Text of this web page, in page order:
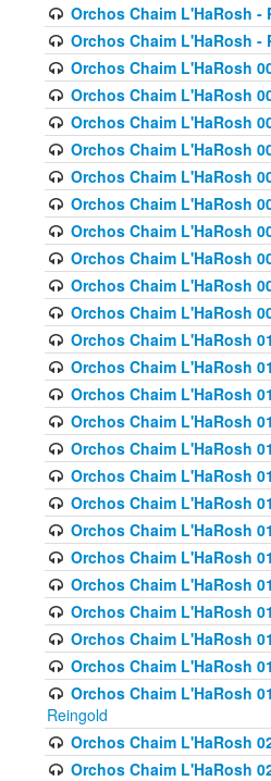
Orchos Chaim L'HaRosh -
Orchos Chaim L'HaRosh -
Orchos Chaim L'HaRosh
Orchos Chaim L'HaRosh
Orchos Chaim L'HaRosh
Orchos Chaim L'HaRosh
Orchos Chaim L'HaRosh
Orchos Chaim L'HaRosh
Orchos Chaim L'HaRosh
Orchos Chaim L'HaRosh
Orchos Chaim L'HaRosh
Orchos Chaim L'HaRosh
Orchos Chaim L'HaRosh
Orchos Chaim L'HaRosh
Orchos Chaim L'HaRosh
Orchos Chaim L'HaRosh
Orchos Chaim L'HaRosh
Orchos Chaim L'HaRosh
Orchos Chaim L'HaRosh
Orchos Chaim L'HaRosh
Orchos Chaim L'HaRosh
Orchos Chaim L'HaRosh
Orchos Chaim L'HaRosh
Orchos Chaim L'HaRosh
Orchos Chaim L'HaRosh
Orchos Chaim L'HaRosh
Reingold
Orchos Chaim L'HaRosh
Orchos Chaim L'HaRosh